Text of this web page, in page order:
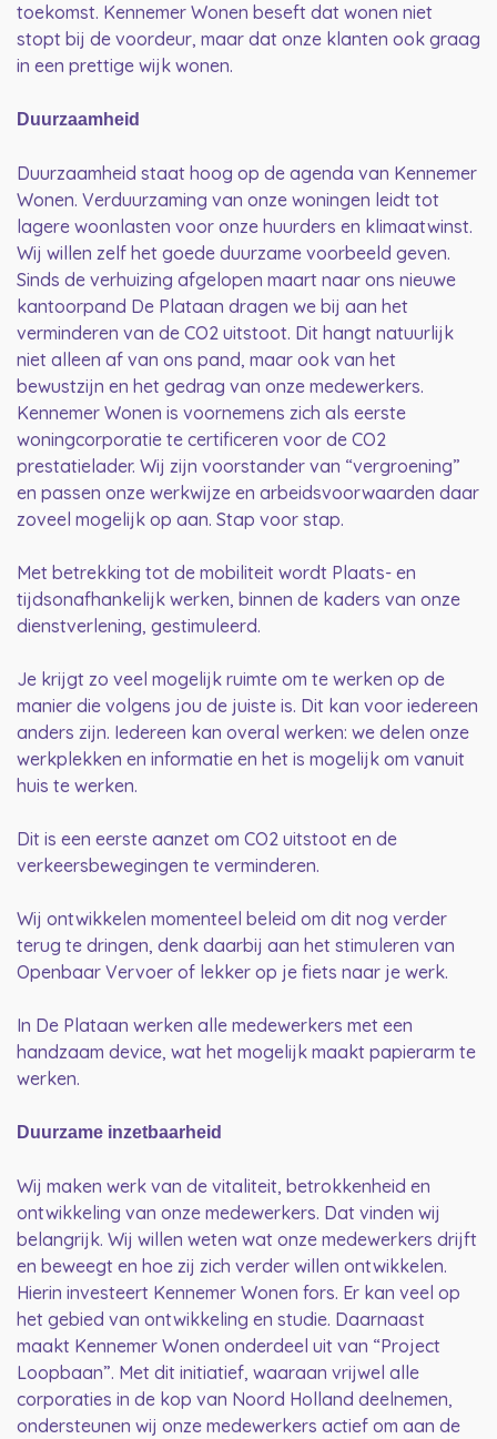
toekomst. Kennemer Wonen beseft dat wonen niet
stopt bij de voordeur, maar dat onze klanten ook graag
in een prettige wijk wonen.
Duurzaamheid
Duurzaamheid staat hoog op de agenda van Kennemer
Wonen. Verduurzaming van onze woningen leidt tot
lagere woonlasten voor onze huurders en klimaatwinst.
Wij willen zelf het goede duurzame voorbeeld geven.
Sinds de verhuizing afgelopen maart naar ons nieuwe
kantoorpand De Plataan dragen we bij aan het
verminderen van de CO2 uitstoot. Dit hangt natuurlijk
niet alleen af van ons pand, maar ook van het
bewustzijn en het gedrag van onze medewerkers.
Kennemer Wonen is voornemens zich als eerste
woningcorporatie te certificeren voor de CO2
prestatielader. Wij zijn voorstander van “vergroening”
en passen onze werkwijze en arbeidsvoorwaarden daar
zoveel mogelijk op aan. Stap voor stap.
Met betrekking tot de mobiliteit wordt Plaats- en
tijdsonafhankelijk werken, binnen de kaders van onze
dienstverlening, gestimuleerd.
Je krijgt zo veel mogelijk ruimte om te werken op de
manier die volgens jou de juiste is. Dit kan voor iedereen
anders zijn. Iedereen kan overal werken: we delen onze
werkplekken en informatie en het is mogelijk om vanuit
huis te werken.
Dit is een eerste aanzet om CO2 uitstoot en de
verkeersbewegingen te verminderen.
Wij ontwikkelen momenteel beleid om dit nog verder
terug te dringen, denk daarbij aan het stimuleren van
Openbaar Vervoer of lekker op je fiets naar je werk.
In De Plataan werken alle medewerkers met een
handzaam device, wat het mogelijk maakt papierarm te
werken.
Duurzame inzetbaarheid
Wij maken werk van de vitaliteit, betrokkenheid en
ontwikkeling van onze medewerkers. Dat vinden wij
belangrijk. Wij willen weten wat onze medewerkers drijft
en beweegt en hoe zij zich verder willen ontwikkelen.
Hierin investeert Kennemer Wonen fors. Er kan veel op
het gebied van ontwikkeling en studie. Daarnaast
maakt Kennemer Wonen onderdeel uit van “Project
Loopbaan”. Met dit initiatief, waaraan vrijwel alle
corporaties in de kop van Noord Holland deelnemen,
ondersteunen wij onze medewerkers actief om aan de